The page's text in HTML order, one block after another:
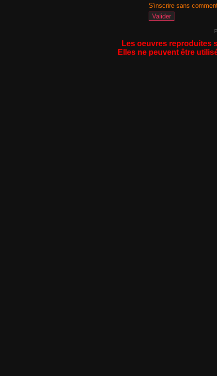
S'inscrire sans
Les oeuvres reproduites
Elles ne peuvent être